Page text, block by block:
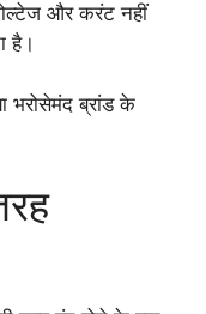
और करंट नहीं
है।
भरोसेमंद ब्रांड के